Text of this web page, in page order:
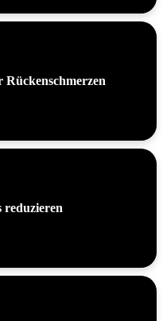
Rückenschmerzen
reduzieren